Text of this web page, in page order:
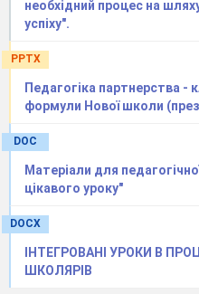
необхідний процес на
успіху".
PPTX
Педагогіка партнерства
формули Нової школи
DOC
Матеріали для
цікавого уроку"
DOCX
ІНТЕГРОВАНІ УРОКИ В
ШКОЛЯРІВ